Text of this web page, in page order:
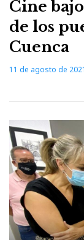
Cine
de los
Cuenca
11 de agosto de 2021